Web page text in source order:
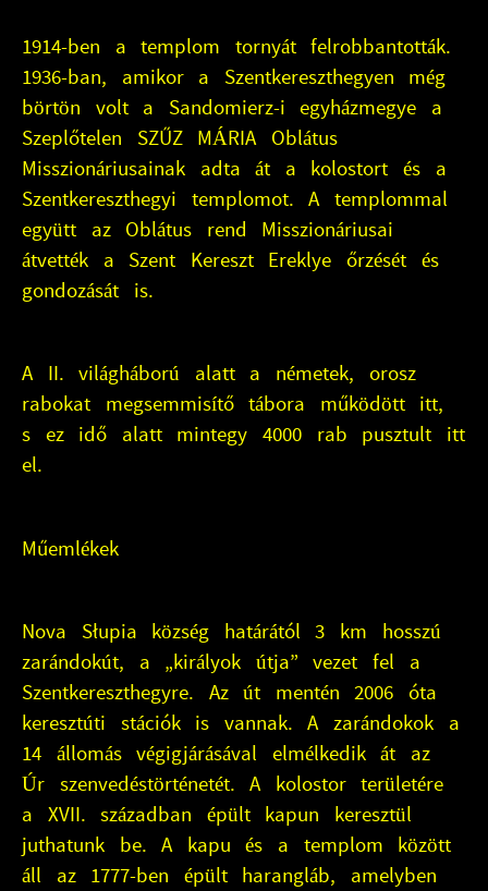
1914-ben a templom tornyát felrobbantották.
1936-ban, amikor a Szentkereszthegyen még
börtön volt a Sandomierz-i egyházmegye a
Szeplőtelen SZŰZ MÁRIA Oblátus
Misszionáriusainak adta át a kolostort és a
Szentkereszthegyi templomot. A templommal
együtt az Oblátus rend Misszionáriusai
átvették a Szent Kereszt Ereklye őrzését és
gondozását is.
A II. világháború alatt a németek, orosz
rabokat megsemmisítő tábora működött itt,
s ez idő alatt mintegy 4000 rab pusztult itt
el.
Műemlékek
Nova Słupia község határától 3 km hosszú
zarándokút, a „királyok útja” vezet fel a
Szentkereszthegyre. Az út mentén 2006 óta
keresztúti stációk is vannak. A zarándokok a
14 állomás végigjárásával elmélkedik át az
Úr szenvedéstörténetét. A kolostor területére
a XVII. században épült kapun keresztül
juthatunk be. A kapu és a templom között
áll az 1777-ben épült harangláb, amelyben